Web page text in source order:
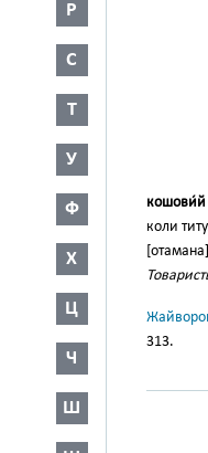
Р
С
Т
У
Ф
Х
Ц
Ч
Ш
кошови́й
коли
313.